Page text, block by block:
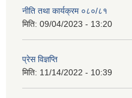
नीति तथा कार्यक्रम ०८०/८१
मिति: 09/04/2023 - 13:20
प्रेस विज्ञप्ति
मिति: 11/14/2022 - 10:39